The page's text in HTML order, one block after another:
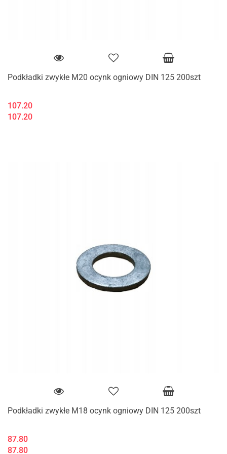
Podkładki zwykłe M20 ocynk ogniowy DIN 125 200szt
107.20
107.20
Podkładki zwykłe M18 ocynk ogniowy DIN 125 200szt
87.80
87.80